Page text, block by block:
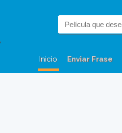
Inicio Enviar Frase